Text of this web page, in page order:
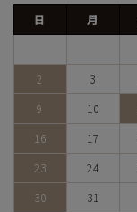
日 月
2
3
9
10
16
17
23
24
30
31